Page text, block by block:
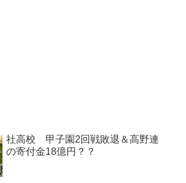
社高校 甲子園2回戦敗退＆高野連
の寄付金18億円？？